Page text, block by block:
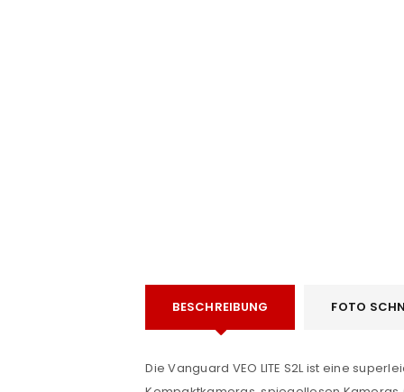
ANMELDEN
BESCHREIBUNG FOTO
Die Vanguard VEO LITE S2L ist eine